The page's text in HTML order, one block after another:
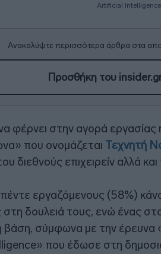
Artificial Intelligence
Ανακαλύψτε περισσότερα άρθρα στα
Προσθήκη του
φέρνει στην αγορά εργασίας
που ονομάζεται Τεχνητή
διεθνούς επιχειρείν αλλά
εργαζόμενους (58%)
δουλειά τους, ενώ ένας
βάση, σύμφωνα με την
που έδωσε στη